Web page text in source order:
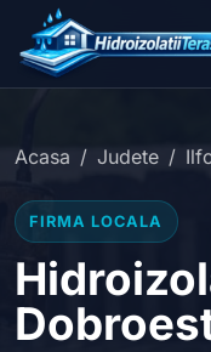
Acasa Judete
FIRMA LOCALA